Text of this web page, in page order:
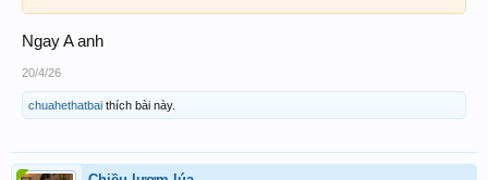
Ngay A anh
20/4/26
chuahethatbai thích bài này.